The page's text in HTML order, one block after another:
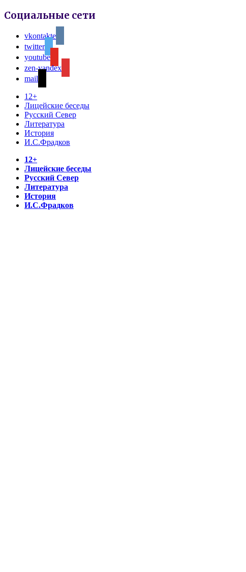
Социальные сети
vkontakte
twitter
youtube
zen-yandex
mail
12+
Лицейские беседы
Русский Север
Литература
История
И.С.Фрадков
12+
Лицейские беседы
Русский Север
Литература
История
И.С.Фрадков